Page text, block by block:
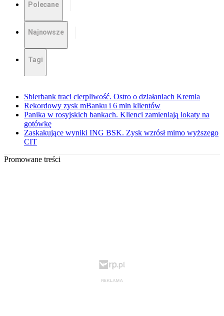
Polecane
Najnowsze
Tagi
Sbierbank traci cierpliwość. Ostro o działaniach Kremla
Rekordowy zysk mBanku i 6 mln klientów
Panika w rosyjskich bankach. Klienci zamieniają lokaty na
gotówkę
Zaskakujące wyniki ING BSK. Zysk wzrósł mimo wyższego
CIT
Promowane treści